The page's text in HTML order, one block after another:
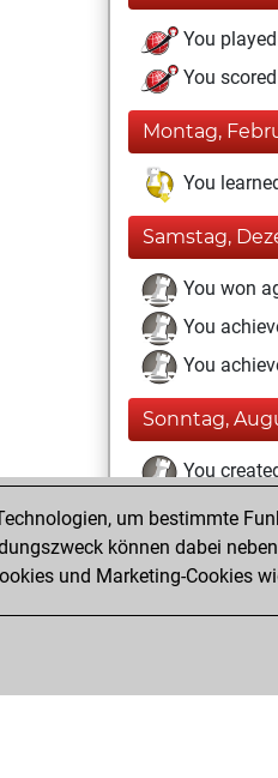
You
You
Montag,
You
Samstag,
You won
You
You
Sonntag,
You
Samstag, Juli
You
um bestimmte
können dabei
und Marketing-Cookies